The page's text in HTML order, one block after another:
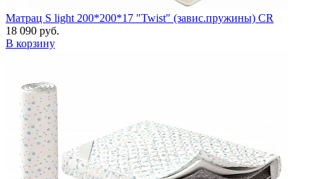
Матрац S light 200*200*17 "Twist" (завис.пружины) CR
18 090 руб.
В корзину